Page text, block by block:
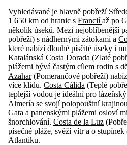
Vyhledávané je hlavně pobřeží
1 650 km od hranic s Franciíaž po
několik úseků. Mezi nejoblíbenější
pobřeží) s nádhernými zátokami a
které nabízí dlouhé písčité úseky i
Katalánská Costa Dorada (Zlaté
plážemi bývá častým cílem rodin s
Azahar(Pomerančové pobřeží)
více klidu. Costa Cálida (Teplé
teplejší vodou je ideální pro
Almería se svojí polopouštní
Gata a panenskými plážemi osloví
šnorchlování. Costa de la Luz
písečné pláže, svěží vítr a o
Atlantiku.